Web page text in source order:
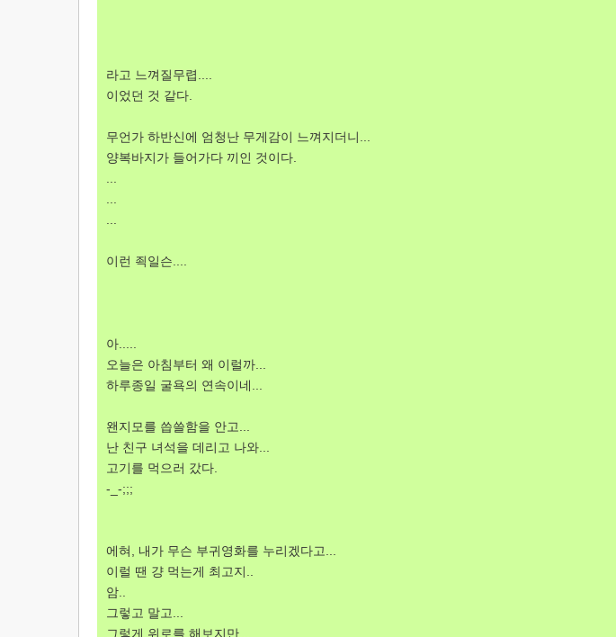
라고 느껴질무렵....
이었던 것 같다.
무언가 하반신에 엄청난 무게감이 느껴지더니...
양복바지가 들어가다 끼인 것이다.
이런 죅일슨....
아.....
오늘은 아침부터 왜 이럴까...
하루종일 굴욕의 연속이네...
왠지모를 씁쓸함을 안고...
난 친구 녀석을 데리고 나와...
고기를 먹으러 갔다.
-_-;;;
에혀, 내가 무슨 부귀영화를 누리겠다고...
이럴 땐 걍 먹는게 최고지..
암..
그렇고 말고...
그렇게 위로를 해보지만...